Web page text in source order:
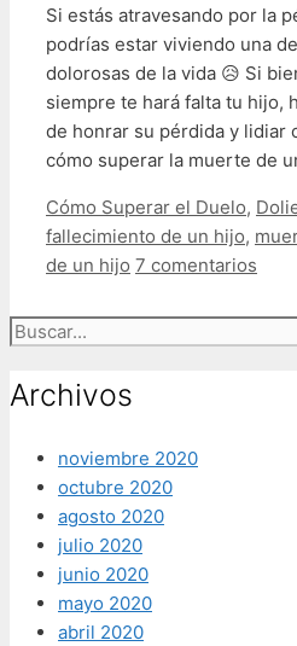
Si estás atravesando por la
podrías estar viviendo una
dolorosas de la vida 😥 Si
siempre te hará falta tu hijo,
de honrar su pérdida y lidiar
cómo superar la muerte de
Categorías
Cómo Superar el Duelo,
fallecimiento de un hijo,
de un hijo 7 comentarios
Buscar:
Archivos
noviembre 2020
octubre 2020
agosto 2020
julio 2020
junio 2020
mayo 2020
abril 2020